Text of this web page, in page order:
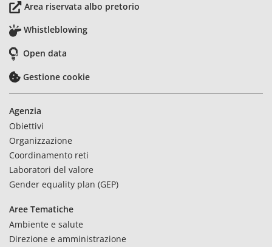
Area riservata albo pretorio
Whistleblowing
Open data
Gestione cookie
Agenzia
Obiettivi
Organizzazione
Coordinamento reti
Laboratori del valore
Gender equality plan (GEP)
Aree Tematiche
Ambiente e salute
Direzione e amministrazione